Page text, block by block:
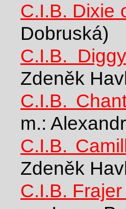
C.I.B. Dixie
Dobruská)
C.I.B.
Zdeněk
C.I.B.
m.:
C.I.B.
Zdeněk
C.I.B.